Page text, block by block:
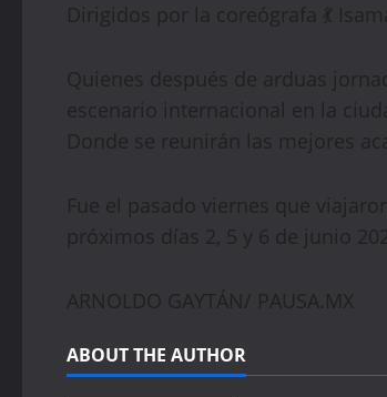
Dirigidos por la coreógrafa 💃
Quienes después de arduas
escenario internacional en la
Donde se reunirán las mejores
Fue el pasado viernes que
próximos días 2, 5 y 6 de junio
ARNOLDO GAYTÁN/ PAUSA.MX
ABOUT THE AUTHOR